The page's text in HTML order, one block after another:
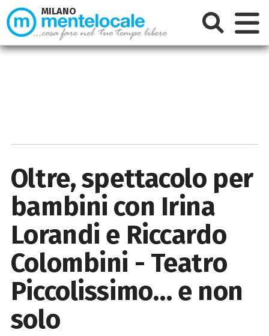
Oltre, spettacolo per
bambini con Irina
Lorandi e Riccardo
Colombini - Teatro
Piccolissimo… e non
solo
MILANO